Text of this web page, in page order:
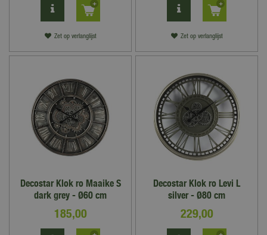
Zet op verlanglijst Zet op verlanglijst
Decostar Klok ro Maaike S
dark grey - Ø60 cm
185,00
Decostar Klok ro Levi L
silver - Ø80 cm
229,00